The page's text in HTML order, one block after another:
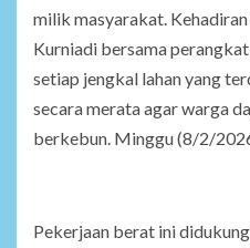
milik masyarakat.
Kurniadi bersama
setiap jengkal lahan yang
secara merata agar warga
berkebun. Minggu (8/2/
Pekerjaan berat ini